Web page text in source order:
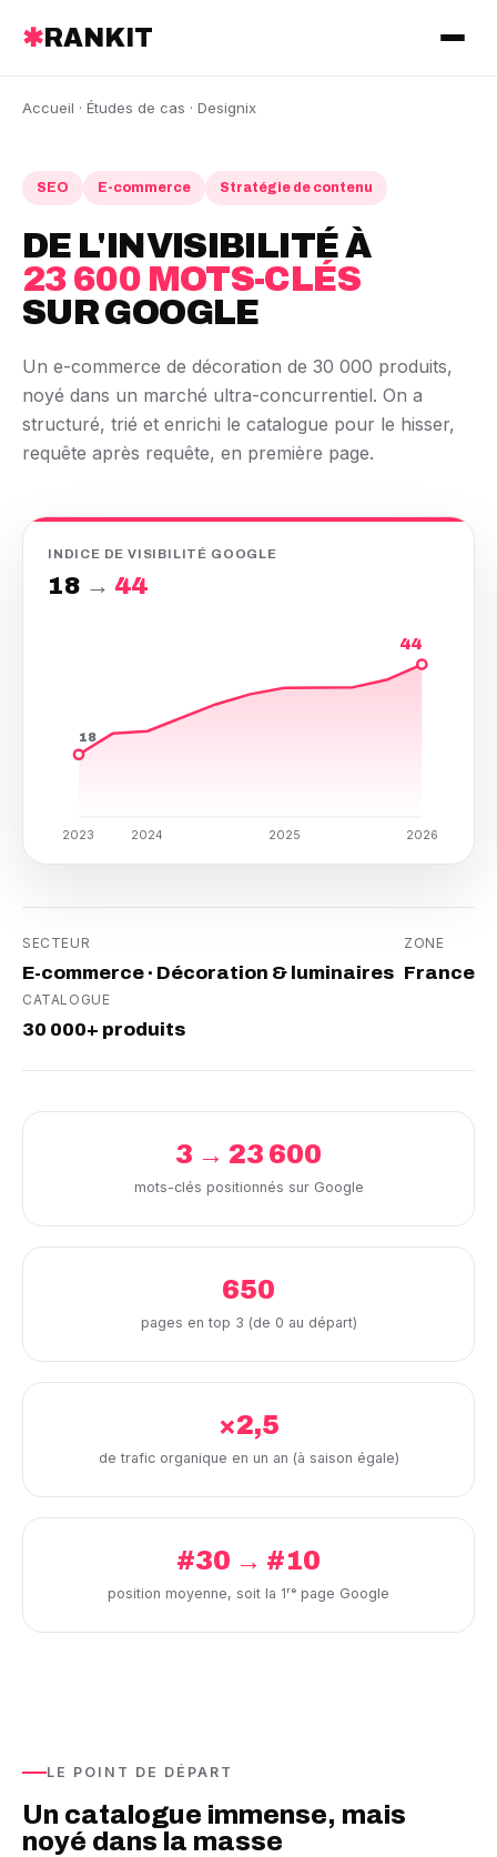
✱ RANKIT
Accueil · Études de cas · Designix
SEO E-commerce Stratégie de contenu
DE L'INVISIBILITÉ À
23 600 MOTS-CLÉS
SUR GOOGLE
Un e-commerce de décoration de 30 000 produits,
noyé dans un marché ultra-concurrentiel. On a
structuré, trié et enrichi le catalogue pour le hisser,
requête après requête, en première page.
INDICE DE VISIBILITÉ GOOGLE
18 → 44
2023 2024 2025 2026
18
44
SECTEUR
E-commerce · Décoration & luminaires
ZONE
France
CATALOGUE
30 000+ produits
3 → 23 600
mots-clés positionnés sur Google
650
pages en top 3 (de 0 au départ)
×2,5
de trafic organique en un an (à saison égale)
#30 → #10
position moyenne, soit la 1ʳᵉ page Google
LE POINT DE DÉPART
Un catalogue immense, mais
noyé dans la masse